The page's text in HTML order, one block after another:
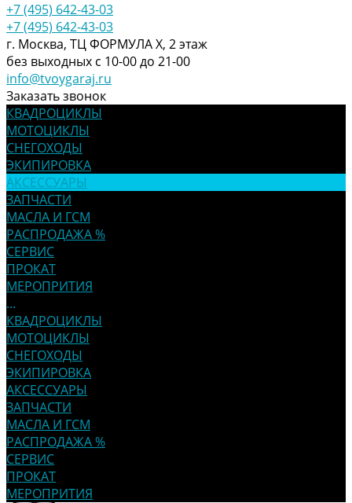
+7 (495) 642-43-03
+7 (495) 642-43-03
г. Москва, ТЦ ФОРМУЛА Х, 2 этаж
без выходных с 10-00 до 21-00
info@tvoygaraj.ru
Заказать звонок
КВАДРОЦИКЛЫ
МОТОЦИКЛЫ
СНЕГОХОДЫ
ЭКИПИРОВКА
АКСЕССУАРЫ
ЗАПЧАСТИ
МАСЛА И ГСМ
РАСПРОДАЖА %
СЕРВИС
ПРОКАТ
МЕРОПРИТИЯ
...
КВАДРОЦИКЛЫ
МОТОЦИКЛЫ
СНЕГОХОДЫ
ЭКИПИРОВКА
АКСЕССУАРЫ
ЗАПЧАСТИ
МАСЛА И ГСМ
РАСПРОДАЖА %
СЕРВИС
ПРОКАТ
МЕРОПРИТИЯ